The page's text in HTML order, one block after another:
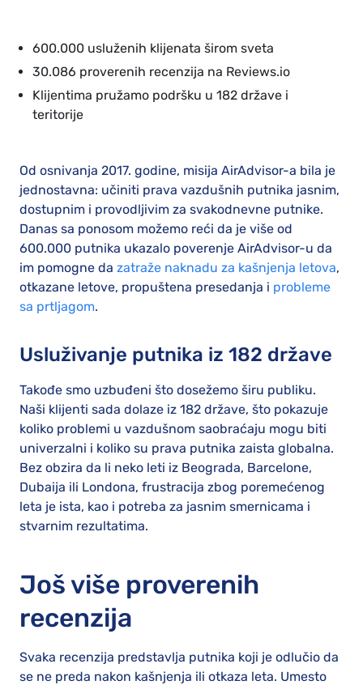
600.000 usluženih klijenata širom sveta
30.086 proverenih recenzija na Reviews.io
Klijentima pružamo podršku u 182 države i
teritorije
Od osnivanja 2017. godine, misija AirAdvisor-a bila je
jednostavna: učiniti prava vazdušnih putnika jasnim,
dostupnim i provodljivim za svakodnevne putnike.
Danas sa ponosom možemo reći da je više od
600.000 putnika ukazalo poverenje AirAdvisor-u da
im pomogne da zatraže naknadu za kašnjenja letova,
otkazane letove, propuštena presedanja i probleme
sa prtljagom.
Usluživanje putnika iz 182 države
Takođe smo uzbuđeni što dosežemo širu publiku.
Naši klijenti sada dolaze iz 182 države, što pokazuje
koliko problemi u vazdušnom saobraćaju mogu biti
univerzalni i koliko su prava putnika zaista globalna.
Bez obzira da li neko leti iz Beograda, Barcelone,
Dubaija ili Londona, frustracija zbog poremećenog
leta je ista, kao i potreba za jasnim smernicama i
stvarnim rezultatima.
Još više proverenih
recenzija
Svaka recenzija predstavlja putnika koji je odlučio da
se ne preda nakon kašnjenja ili otkaza leta. Umesto